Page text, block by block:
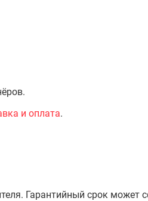
и оплата.
Гарантийный срок может